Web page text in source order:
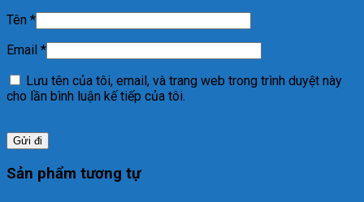
Tên *
Email *
Lưu tên của tôi, email, và trang web trong trình duyệt này
cho lần bình luận kế tiếp của tôi.
Sản phẩm tương tự